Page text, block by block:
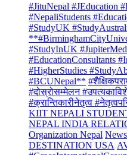
#JituNepal #JEducation
#NepaliStudents
#StudyUK
#StudyInUK
#EducationConsultants
#HigherStudies
#BCUNepal**
#दोस्रोसम्मेलन
#क्रान्तिकारीनेतृत्व
KIIT NEPALI
NEPAL INDIA
Organization Nepal
DESTINATION USA